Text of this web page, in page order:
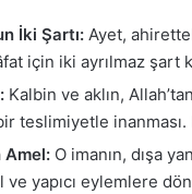
İki Şartı: Ayet,
için iki ayrılmaz şart
Kalbin ve aklın,
teslimiyetle
Amel: O imanın, dışa
ve yapıcı eylemlere